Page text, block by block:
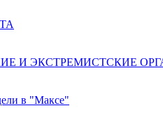
И ЭКСТРЕМИСТСКИЕ
в "Максе"